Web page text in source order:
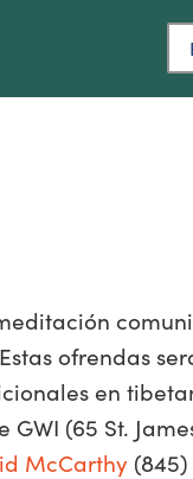
ofrendas
en
(65 St.
McCarthy